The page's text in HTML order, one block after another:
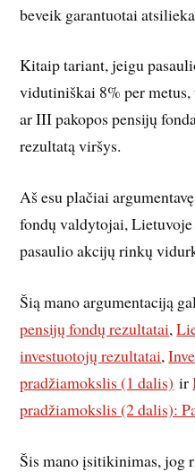
beveik garantuotai
Kitaip tariant, jeigu
vidutiniškai 8% per
ar III pakopos pensijų
rezultatą viršys.
Aš esu plačiai
fondų valdytojai,
pasaulio akcijų rinkų
Šią mano argumentaciją
pensijų fondų rezultatai,
investuotojų rezultatai,
pradžiamokslis (1 dalis) ir
pradžiamokslis (2 dalis):
Šis mano įsitikinimas, jog